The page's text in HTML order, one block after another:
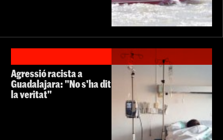
Agressió racista a
Guadalajara: "No s'ha dit
la veritat"